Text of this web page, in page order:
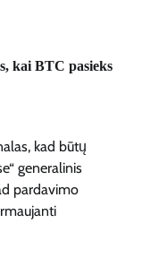
kai BTC pasieks
kad būtų
generalinis
pardavimo